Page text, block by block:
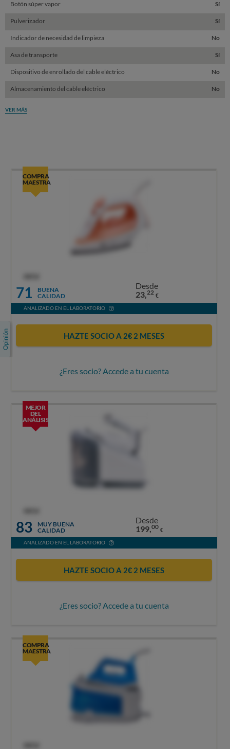
Botón súper vapor Sí
Pulverizador Sí
Indicador de necesidad de limpieza No
Asa de transporte Sí
Dispositivo de enrollado del cable eléctrico No
Almacenamiento del cable eléctrico No
VER MÁS
COMPRA
MAESTRA
71
BUENA
CALIDAD
Desde
23,22 €
ANALIZADO EN EL LABORATORIO
HAZTE SOCIO A 2€ 2 MESES
¿Eres socio? Accede a tu cuenta
MEJOR
DEL
ANÁLISIS
83
MUY BUENA
CALIDAD
Desde
199,00 €
ANALIZADO EN EL LABORATORIO
HAZTE SOCIO A 2€ 2 MESES
¿Eres socio? Accede a tu cuenta
COMPRA
MAESTRA